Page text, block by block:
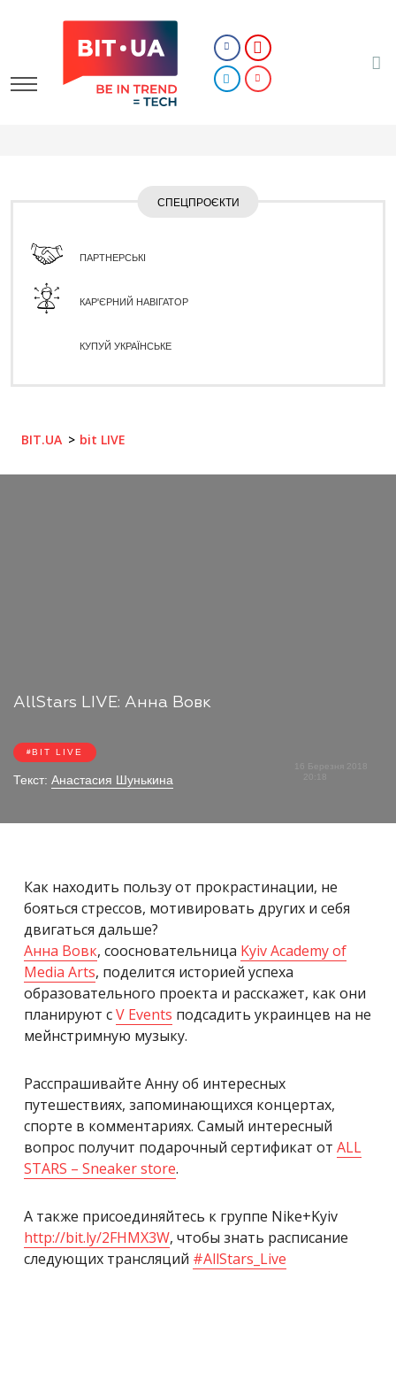
СПЕЦПРОЄКТИ
ПАРТНЕРСЬКІ
КАР'ЄРНИЙ НАВІГАТОР
КУПУЙ УКРАЇНСЬКЕ
BIT.UA bit LIVE
AllStars LIVE: Анна Вовк
BIT LIVE
Текст: Анастасия Шунькина
16 Березня 2018
Как находить пользу от прокрастинации, не
бояться стрессов, мотивировать других и себя
двигаться дальше?
Aнна Вовк, соосновательница Kyiv Academy of
Media Arts, поделится историей успеха
образовательного проекта и расскажет, как они
планируют сV Events подсадить украинцев на не
мейнстримную музыку.
Расспрашивайте Анну об интересных
путешествиях, запоминающихся концертах,
спорте в комментариях. Самый интересный
вопрос получит подарочный сертификат от ALL
STARS – Sneaker store.
А также присоединяйтесь к группе Nike+Kyiv
http://bit.ly/2FHMX3W, чтобы знать расписание
следующих трансляций #AllStars_Live